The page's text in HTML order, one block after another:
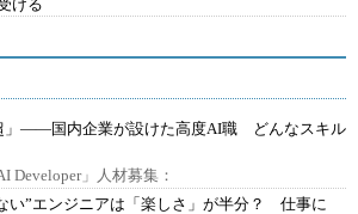
ける
」――国内企業が設けた高度AI職 どんなスキル
Developer」人材募集：
い”エンジニアは「楽しさ」が半分？ 仕事に